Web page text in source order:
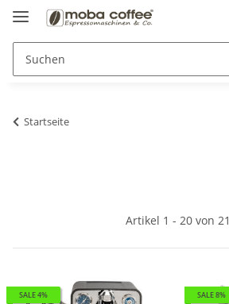
Startseite
Artikel 1 - 20 von 21
SALE 4% SALE 8%